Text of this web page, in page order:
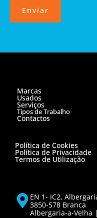
Enviar
Marcas
Usados
Serviços
Tipos de Trabalho
Contactos
Política de Cookies
Política de Privacidade
Termos de Utilização
EN 1- IC2,
3850-578 Branca
Albergaria-a-Velha